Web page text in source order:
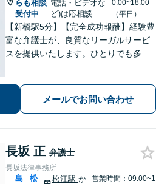
らも相談
受付中
電話・ビデオな
ど)は応相談
0:00~18:00
（平日）
【新橋駅5分】【完全成功報酬】経験豊
富な弁護士が、良質なリーガルサービ
スを提供いたします。ひとりでも多く
す。お困りの際は、ぜひご相談くださ
い。【弁護士歴20年以上】
メールでお問い合わせ
長坂 正 弁護士
長坂法律事務所
島
松
松江駅 か
営業時間：09:00~1